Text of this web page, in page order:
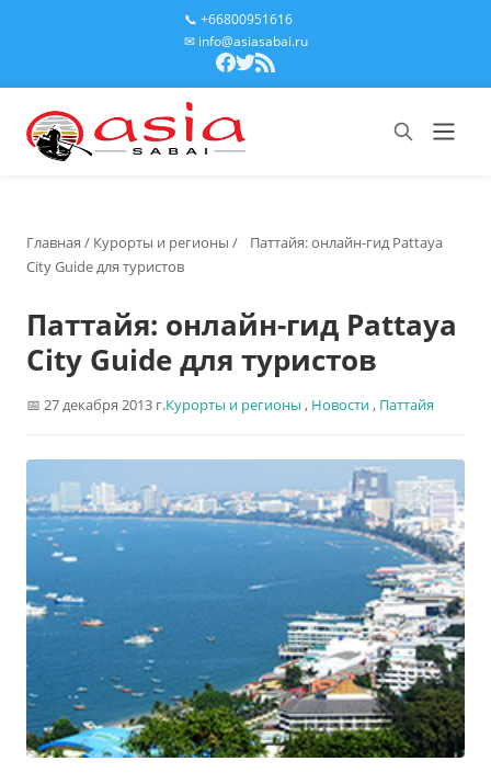
📞 +66800951616
✉ info@asiasabai.ru
Главная / Курорты и регионы /
Паттайя: онлайн-гид Pattaya
City Guide для туристов
Паттайя: онлайн-гид Pattaya
City Guide для туристов
27 декабря 2013 г.Курорты и регионы , Новости, Паттайя